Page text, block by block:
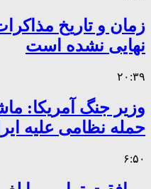
زمان و تاریخ
نهایی نشده است
۲۰:۳۹
وزیر جنگ آمریکا:
حمله نظامی علیه
۶:۵۰